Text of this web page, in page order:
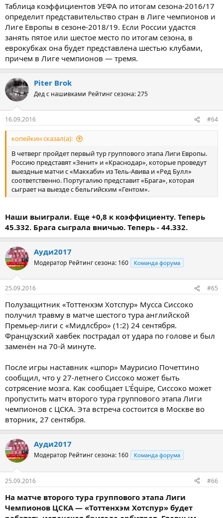
Таблица коэффициентов УЕФА по итогам сезона-2016/17
определит представительство стран в Лиге чемпионов и
Лиге Европы в сезоне-2018/19. Если России удастся
занять пятое или шестое место по итогам сезона, в
еврокубках она будет представлена шестью клубами,
причем в Лиге чемпионов — тремя.
Piter Brok
Дед с нашивками Рейтинг сезона: 275
16.09.2016 #64
копейкин сказал(а):
В четверг пройдет первый тур группового этапа Лиги Европы.
Россию представят «Зенит» и «Краснодар», которые проведут
выездные матчи с «Маккаби» из Тель-Авива и «Ред Булл»
соответственно. Португалию представит «Брага», которая
сыграет на выезде с бельгийским «Гентом».
Наши выиграли. Еще +0,8 к коэффициенту. Теперь
45.332. Брага сыграла вничью. Теперь - 44.332.
Ауди2017
Модератор Рейтинг сезона: 160 Команда форума
25.09.2016 #65
Полузащитник «Тоттенхэм Хотспур» Мусса Сиссоко
получил травму в матче шестого тура английской
Премьер-лиги с «Мидлсбро» (1:2) 24 сентября.
Французский хавбек пострадал от удара по голове и был
заменён на 70-й минуте.
После игры наставник «шпор» Маурисио Почеттино
сообщил, что у 27-летнего Сиссоко может быть
сотрясение мозга. Как сообщает L'Équipe, Сиссоко может
пропустить матч второго тура группового этапа Лиги
чемпионов с ЦСКА. Эта встреча состоится в Москве во
вторник, 27 сентября.
Ауди2017
Модератор Рейтинг сезона: 160 Команда форума
25.09.2016 #66
На матче второго тура группового этапа Лиги
Чемпионов ЦСКА — «Тоттенхэм Хотспур» будет